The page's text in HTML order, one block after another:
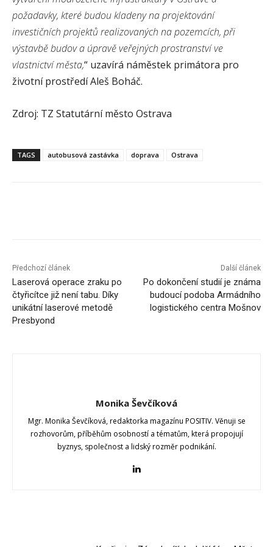
požadavky, které budou kladeny na projektování
investičních projektů realizovaných na pozemcích, při
výstavbě budov a úpravě veřejných prostranství ve
vlastnictví města,“ uzavírá náměstek primátora pro
životní prostředí Aleš Boháč.
Zdroj: TZ Statutární město Ostrava
TAGS autobusová zastávka doprava Ostrava
Předchozí článek
Laserová operace zraku po
čtyřicítce již není tabu. Díky
unikátní laserové metodě
Presbyond
Další článek
Po dokončení studií je známa
budoucí podoba Armádního
logistického centra Mošnov
Monika Ševčíková
Mgr. Monika Ševčíková, redaktorka magazínu POSITIV. Věnuji se
rozhovorům, příběhům osobností a tématům, která propojují
byznys, společnost a lidský rozměr podnikání.